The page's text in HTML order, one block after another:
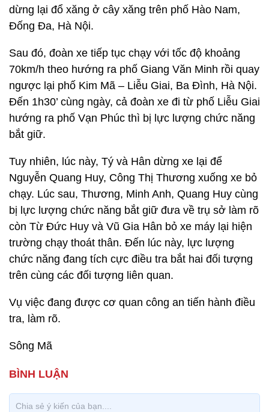
dừng lại đổ xăng ở cây xăng trên phố Hào Nam,
Đống Đa, Hà Nội.
Sau đó, đoàn xe tiếp tục chạy với tốc độ khoảng
70km/h theo hướng ra phố Giang Văn Minh rồi quay
ngược lại phố Kim Mã – Liễu Giai, Ba Đình, Hà Nội.
Đến 1h30’ cùng ngày, cả đoàn xe đi từ phố Liễu Giai
hướng ra phố Vạn Phúc thì bị lực lượng chức năng
bắt giữ.
Tuy nhiên, lúc này, Tý và Hân dừng xe lại để
Nguyễn Quang Huy, Công Thị Thương xuống xe bỏ
chạy. Lúc sau, Thương, Minh Anh, Quang Huy cùng
bị lực lượng chức năng bắt giữ đưa về trụ sở làm rõ
còn Từ Đức Huy và Vũ Gia Hân bỏ xe máy lại hiện
trường chạy thoát thân. Đến lúc này, lực lượng
chức năng đang tích cực điều tra bắt hai đối tượng
trên cùng các đối tượng liên quan.
Vụ việc đang được cơ quan công an tiến hành điều
tra, làm rõ.
Sông Mã